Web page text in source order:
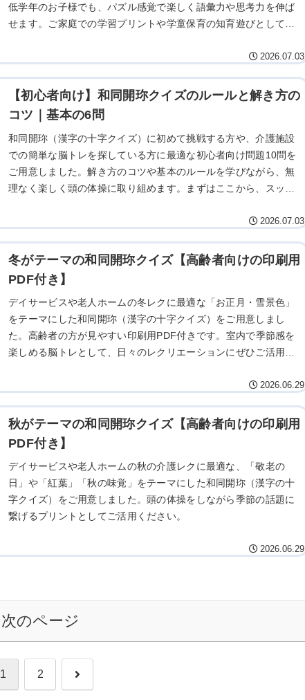
低学年のお子様でも、パズル感覚で楽しく語彙力や思考力を伸ば
せます。ご家庭での学習プリントや学童保育の知育遊びとして、
2026.07.03
【初心者向け】和同開珎クイズのルールと解き方の
コツ｜基本の6問
和同開珎（漢字の十字クイズ）に初めて挑戦する方や、介護施設
での簡単な脳トレを探している方に最適な初心者向け問題10問を
ご用意しました。解き方のコツや基本のルールを学びながら、無
理なく楽しく頭の体操に取り組めます。まずはここから、スッキ
2026.07.03
冬がテーマの和同開珎クイズ【高齢者向けの印刷用
PDF付き】
デイサービスや老人ホームの冬レクに最適な「お正月・雪景色」
をテーマにした和同開珎（漢字の十字クイズ）をご用意しまし
た。高齢者の方が見やすい印刷用PDF付きです。室内で季節感を
楽しめる脳トレとして、日々のレクリエーションにぜひご活用く
2026.06.29
秋がテーマの和同開珎クイズ【高齢者向けの印刷用
PDF付き】
デイサービスや老人ホームの秋の介護レクに最適な、「敬老の
日」や「紅葉」「秋の味覚」をテーマにした和同開珎（漢字の十
字クイズ）をご用意しました。頭の体操をしながら季節の話題に
繋げるプリントとしてご活用ください。
2026.06.29
次のページ
1 2 次